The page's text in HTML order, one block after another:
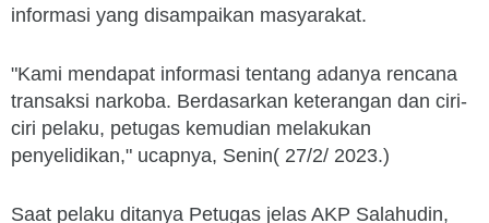
informasi yang disampaikan masyarakat.
"Kami mendapat informasi tentang adanya rencana
transaksi narkoba. Berdasarkan keterangan dan ciri-
ciri pelaku, petugas kemudian melakukan
penyelidikan," ucapnya, Senin( 27/2/ 2023.)
Saat pelaku ditanya Petugas jelas AKP Salahudin,